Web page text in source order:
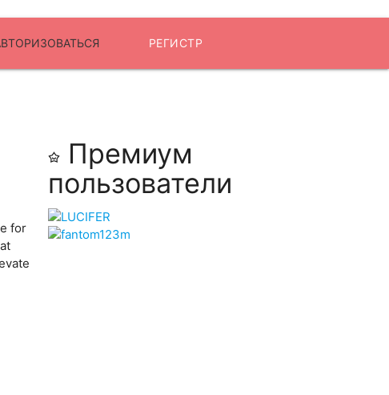
РЕГИСТР
for
Премиум
пользователи